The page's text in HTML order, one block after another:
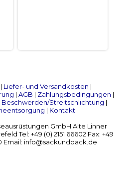
| Liefer- und Versandkosten |
| AGB | Zahlungsbedingungen |
Beschwerden/Streitschlichtung |
| Kontakt
GmbH Alte Linner
Tel: +49 (0) 2151 66602 Fax: +49
Email: info@sackundpack.de